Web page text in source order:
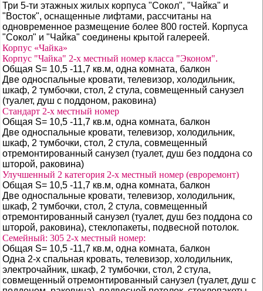
Три 5-ти этажных жилых корпуса "Сокол", "Чайка" и
"Восток", оснащенные лифтами, рассчитаны на
одновременное размещение более 800 гостей. Корпуса
"Сокол" и "Чайка" соединены крытой галереей.
Корпус «Чайка»
Корпус "Чайка" 2-х местный номер класса "Эконом".
Общая S= 10,5 -11,7 кв.м, одна комната, балкон
Две односпальные кровати, телевизор, холодильник,
шкаф, 2 тумбочки, стол, 2 стула, совмещенный санузел
(туалет, душ с поддоном, раковина)
Стандарт 2-х местный номер
Общая S= 10,5 -11,7 кв.м, одна комната, балкон
Две односпальные кровати, телевизор, холодильник,
шкаф, 2 тумбочки, стол, 2 стула, совмещенный
отремонтированный санузел (туалет, душ без поддона со
шторой, раковина)
Улучшенный 2 категория 2-х местный номер (евроремонт)
Общая S= 10,5 -11,7 кв.м, одна комната, балкон
Две односпальные кровати, телевизор, холодильник,
шкаф, 2 тумбочки, стол, 2 стула, совмещенный
отремонтированный санузел (туалет, душ без поддона со
шторой, раковина), стеклопакеты, подвесной потолок.
Семейный: 305 2-х местный номер:
Общая S= 10,5 -11,7 кв.м, одна комната, балкон
Одна 2-х спальная кровать, телевизор, холодильник,
электрочайник, шкаф, 2 тумбочки, стол, 2 стула,
совмещенный отремонтированный санузел (туалет, душ с